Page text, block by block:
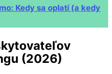
Kedy sa oplatí (a kedy
(2026)